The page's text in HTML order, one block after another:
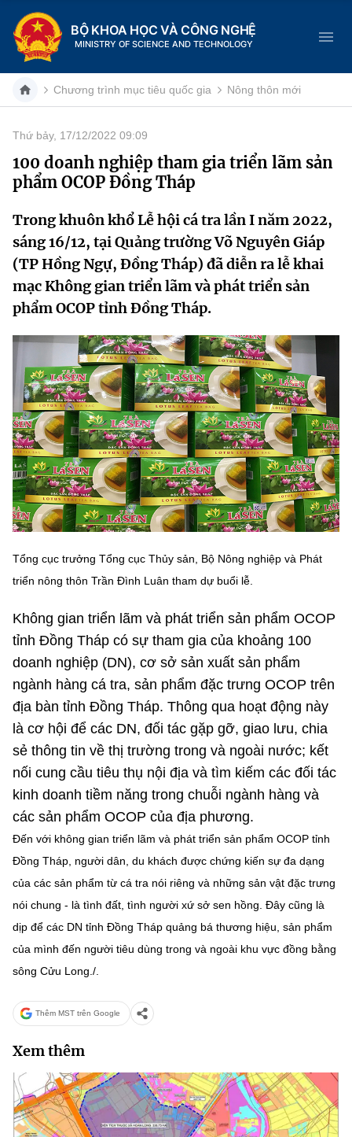
BỘ KHOA HỌC VÀ CÔNG NGHỆ
MINISTRY OF SCIENCE AND TECHNOLOGY
Danh mục
Trang chủ
Giới thiệu
Chức năng nhiệm vụ
Cơ cấu tổ chức
Lịch sử phát triển
Sở Khoa học và Công nghệ
Tin tức sự kiện
Khoa học và Công nghệ
Đổi mới sáng tạo
Chuyển đổi số
Bưu chính, Viễn thông
Sở hữu trí tuệ
Tiêu chuẩn, đo lường, chất lượng
Năng lượng nguyên tử
Tin tổng hợp
Dịch vụ công
Hệ thống văn bản
Văn bản QPPL
Văn bản chỉ đạo điều hành
Lấy ý kiến người dân về dự thảo VBQPPL
MST IOFFICE
THỐNG KÊ
Khoa học và Công nghệ
Đổi mới sáng tạo
Chuyển đổi số
Bưu chính, Viễn thông
Tiêu chuẩn, đo lường, chất lượng
Năng lượng nguyên tử
Multimedia
THƯ ĐIỆN TỬ
Khác
Infographic
Ảnh
Voice
Nhiệm vụ trọng tâm
Chọn ngôn ngữ
Vietnamese English
BỘ KHOA HỌC VÀ CÔNG NGHỆ
MINISTRY OF SCIENCE AND TECHNOLOGY
Điều khoản sử dụng Theo dõi MST:
Giám đốc Trung tâm Truyền thông Khoa học và Công nghệ.
Liên hệ
Điện thoại: 024 3936 9506
Email:stc@mst.gov.vn
©2026 Bản quyền thuộc Bộ Khoa Học và Công Nghệ
website này)
Chương trình mục tiêu quốc gia Nông thôn mới
Thứ bảy, 17/12/2022 09:09
100 doanh nghiệp tham gia triển lãm sản
phẩm OCOP Đồng Tháp
Trong khuôn khổ Lễ hội cá tra lần I năm 2022,
sáng 16/12, tại Quảng trường Võ Nguyên Giáp
(TP Hồng Ngự, Đồng Tháp) đã diễn ra lễ khai
mạc Không gian triển lãm và phát triển sản
phẩm OCOP tỉnh Đồng Tháp.
Tổng cục trưởng Tổng cục Thủy sản, Bộ Nông nghiệp và Phát
triển nông thôn Trần Đình Luân tham dự buổi lễ.
Không gian triển lãm và phát triển sản phẩm OCOP
tỉnh Đồng Tháp có sự tham gia của khoảng 100
doanh nghiệp (DN), cơ sở sản xuất sản phẩm
ngành hàng cá tra, sản phẩm đặc trưng OCOP trên
địa bàn tỉnh Đồng Tháp. Thông qua hoạt động này
là cơ hội để các DN, đối tác gặp gỡ, giao lưu, chia
sẻ thông tin về thị trường trong và ngoài nước; kết
nối cung cầu tiêu thụ nội địa và tìm kiếm các đối tác
kinh doanh tiềm năng trong chuỗi ngành hàng và
các sản phẩm OCOP của địa phương.
Đến với không gian triển lãm và phát triển sản phẩm OCOP tỉnh
Đồng Tháp, người dân, du khách được chứng kiến sự đa dạng
của các sản phẩm từ cá tra nói riêng và những sản vật đặc trưng
nói chung - là tình đất, tình người xứ sở sen hồng. Đây cũng là
dịp để các DN tỉnh Đồng Tháp quảng bá thương hiệu, sản phẩm
của mình đến người tiêu dùng trong và ngoài khu vực đồng bằng
sông Cửu Long./.
Thêm MST trên Google
Xem thêm